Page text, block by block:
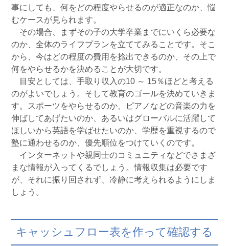
事にしても、何をどの程度やらせるのが適正なのか、悩
むケースが見られます。
その場合、まずその子の大学卒業までにいくら必要な
のか、全体のライフプランを立ててみることです。そこ
から、今はどの程度の費用を捻出できるのか、その上で
何をやらせるかを決めることが大切です。
目安としては、手取り収入の10 ～ 15％ほどと考える
のがよいでしょう。そして教育のゴールを決めていきま
す。スポーツをやらせるのか、ピアノなどの音楽の力を
伸ばしてあげたいのか、あるいはグローバルに活躍して
ほしいから英語を学ばせたいのか、学歴を重視するので
塾に通わせるのか、優先順位をつけていくのです。
インターネットや親同士のコミュニティなどでさまざ
まな情報が入ってくるでしょう。情報収集は必要です
が、それに振り回されず、冷静に考えられるようにしま
しょう。
キャッシュフロー表を作って確認する